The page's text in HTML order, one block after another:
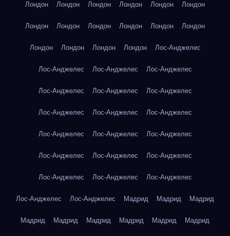
Лондон Лондон Лондон Лондон Лондон Лондон
Лондон Лондон Лондон Лондон Лондон Лондон
Лондон Лондон Лондон Лондон Лос-Анджелес
Лос-Анджелес Лос-Анджелес Лос-Анджелес
Лос-Анджелес Лос-Анджелес Лос-Анджелес
Лос-Анджелес Лос-Анджелес Лос-Анджелес
Лос-Анджелес Лос-Анджелес Лос-Анджелес
Лос-Анджелес Лос-Анджелес Лос-Анджелес
Лос-Анджелес Лос-Анджелес Лос-Анджелес
Лос-Анджелес Лос-Анджелес Мадрид Мадрид Мадрид
Мадрид Мадрид Мадрид Мадрид Мадрид Мадрид